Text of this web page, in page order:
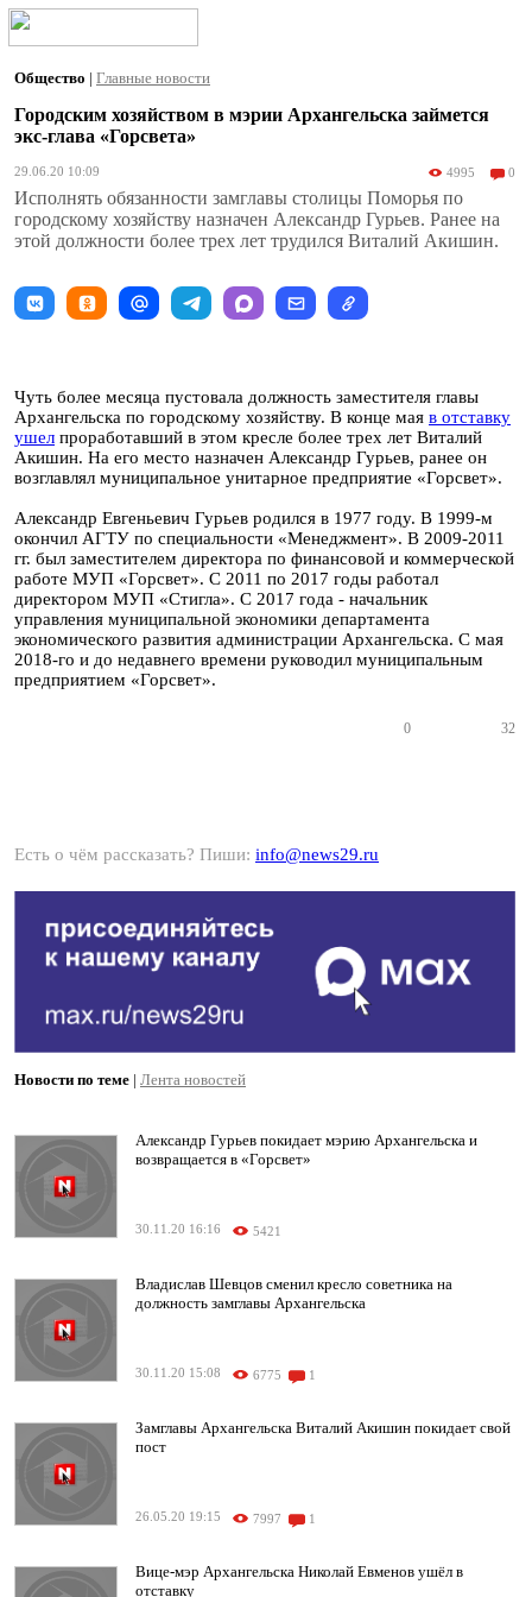
Общество | Главные новости
Городским хозяйством в мэрии Архангельска займется
экс-глава «Горсвета»
29.06.20 10:09 4995 0
Исполнять обязанности замглавы столицы Поморья по
городскому хозяйству назначен Александр Гурьев. Ранее на
этой должности более трех лет трудился Виталий Акишин.
Чуть более месяца пустовала должность заместителя главы
Архангельска по городскому хозяйству. В конце мая в отставку
ушел проработавший в этом кресле более трех лет Виталий
Акишин. На его место назначен Александр Гурьев, ранее он
возглавлял муниципальное унитарное предприятие «Горсвет».
Александр Евгеньевич Гурьев родился в 1977 году. В 1999-м
окончил АГТУ по специальности «Менеджмент». В 2009-2011
гг. был заместителем директора по финансовой и коммерческой
работе МУП «Горсвет». С 2011 по 2017 годы работал
директором МУП «Стигла». С 2017 года - начальник
управления муниципальной экономики департамента
экономического развития администрации Архангельска. С мая
2018-го и до недавнего времени руководил муниципальным
предприятием «Горсвет».
0 32
Есть о чём рассказать? Пиши: info@news29.ru
Новости по теме | Лента новостей
Александр Гурьев покидает мэрию Архангельска и
возвращается в «Горсвет»
30.11.20 16:16 5421
Владислав Шевцов сменил кресло советника на
должность замглавы Архангельска
30.11.20 15:08 6775 1
Замглавы Архангельска Виталий Акишин покидает свой
пост
26.05.20 19:15 7997 1
Вице-мэр Архангельска Николай Евменов ушёл в
отставку